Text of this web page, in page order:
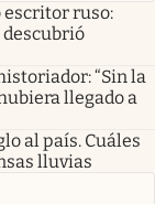
ruso:
descubrió
“Sin la
llegado a
al país. Cuáles
lluvias